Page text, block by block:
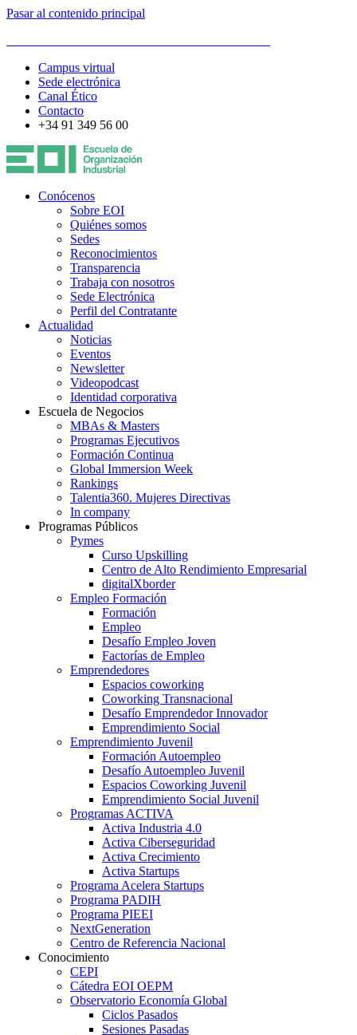
Pasar al contenido principal
Campus virtual
Sede electrónica
Canal Ético
Contacto
+34 91 349 56 00
Conócenos
Sobre EOI
Quiénes somos
Sedes
Reconocimientos
Transparencia
Trabaja con nosotros
Sede Electrónica
Perfil del Contratante
Actualidad
Noticias
Eventos
Newsletter
Videopodcast
Identidad corporativa
Escuela de Negocios
MBAs & Masters
Programas Ejecutivos
Formación Continua
Global Immersion Week
Rankings
Talentia360. Mujeres Directivas
In company
Programas Públicos
Pymes
Curso Upskilling
Centro de Alto Rendimiento Empresarial
digitalXborder
Empleo Formación
Formación
Empleo
Desafío Empleo Joven
Factorías de Empleo
Emprendedores
Espacios coworking
Coworking Transnacional
Desafío Emprendedor Innovador
Emprendimiento Social
Emprendimiento Juvenil
Formación Autoempleo
Desafío Autoempleo Juvenil
Espacios Coworking Juvenil
Emprendimiento Social Juvenil
Programas ACTIVA
Activa Industria 4.0
Activa Ciberseguridad
Activa Crecimiento
Activa Startups
Programa Acelera Startups
Programa PADIH
Programa PIEEI
NextGeneration
Centro de Referencia Nacional
Conocimiento
CEPI
Cátedra EOI OEPM
Observatorio Economía Global
Ciclos Pasados
Sesiones Pasadas